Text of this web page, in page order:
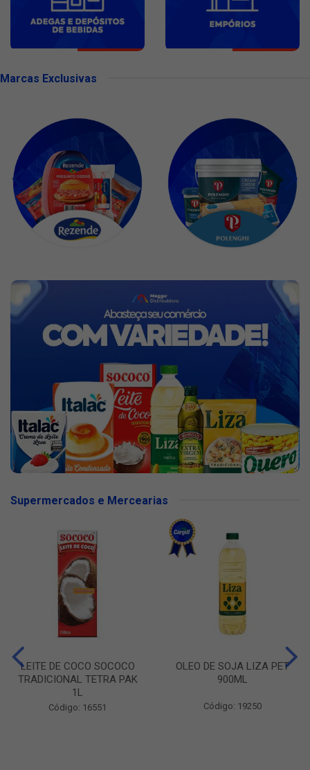
Marcas Exclusivas
Supermercados e Mercearias
LEITE DE COCO SOCOCO
TRADICIONAL TETRA PAK
1L
Código: 16551
OLEO DE SOJA LIZA PET
900ML
Código: 19250